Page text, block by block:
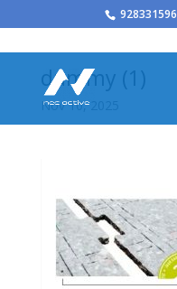
/* JS para menú plegable móvil Divi */
928331596
dummy (1)
Nov 10, 2025